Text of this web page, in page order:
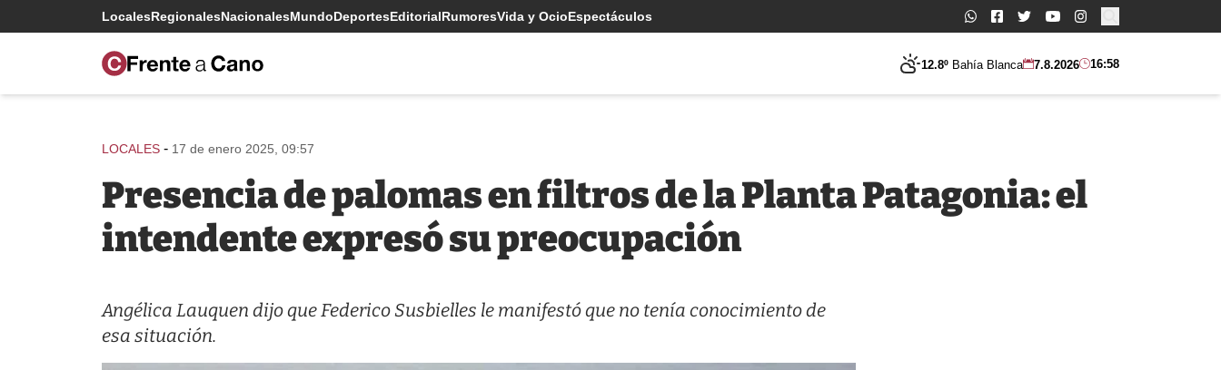
LocalesRegionalesNacionalesMundoDeportesEditorialRumoresVida y OcioEspectáculos Buscar:
12.8º Bahía Blanca 7.8.2026 16:58
LOCALES - 17 de enero 2025, 09:57
Presencia de palomas en filtros de la Planta Patagonia: el
intendente expresó su preocupación
Angélica Lauquen dijo que Federico Susbielles le manifestó que no tenía conocimiento de
esa situación.